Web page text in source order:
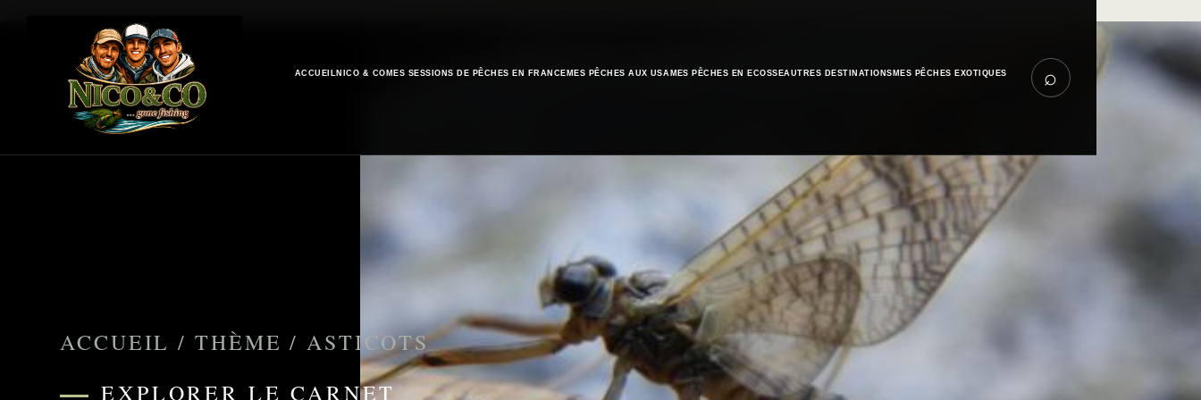
ACCUEIL NICO & CO MES SESSIONS DE PÊCHES EN FRANCE MES PÊCHES AUX USA MES PÊCHES EN ECOSSEAUTRES DESTINATIONS MES PÊCHES EXOTIQUES ⌕
ACCUEIL / THÈME /ASTICOTS
EXPLORER LE CARNET